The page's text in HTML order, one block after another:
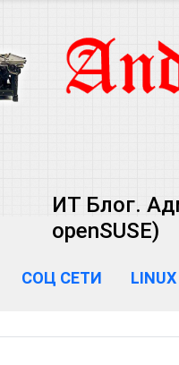
ИТ Блог.
openSUSE)
СОЦ СЕТИ LINUX